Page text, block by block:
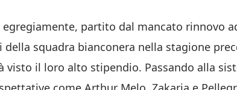
partito dal mancato rinnovo
della squadra bianconera nella stagione
visto il loro alto stipendio. Passando alla